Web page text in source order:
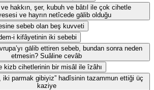
ve hakkın, şer, kubuh ve bâtıl ile çok cihetle
ve hayrın netîcede gālib olduğu
sebeb olan beş kuvveti
i kifâyetinin iki sebebi
gālib ettiren sebeb, bundan sonra neden
etmesin? Suâline cevâb
kizb cihetlerinin bir misâl ile îzâhı
iki parmak gibiyiz” hadîsinin tazammun ettiği üç
kaziye